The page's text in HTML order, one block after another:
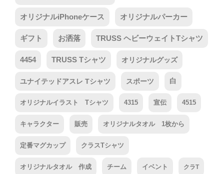
オリジナルiPhoneケース オリジナルパーカー
ギフト お洒落 TRUSS ヘビーウェイトTシャツ
4454 TRUSS Tシャツ オリジナルグッズ
ユナイテッドアスレ Tシャツ スポーツ 白
オリジナルイラスト Tシャツ 4315 宣伝 4515
キャラクター 販売 オリジナルタオル 1枚から
定番マグカップ クラスTシャツ
オリジナルタオル 作成 チーム イベント クラT